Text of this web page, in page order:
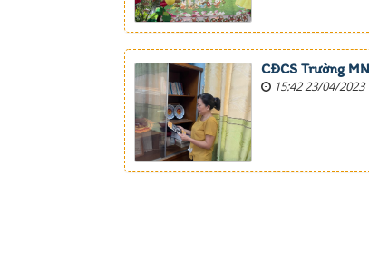
CĐCS Trường
15:42 23/04/2023